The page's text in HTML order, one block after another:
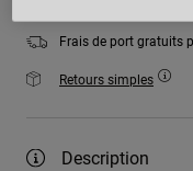
Frais de port gratuits
Retours simples
Description